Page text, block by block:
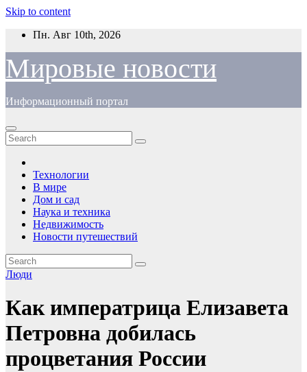
Skip to content
Пн. Авг 10th, 2026
Мировые новости
Информационный портал
Технологии
В мире
Дом и сад
Наука и техника
Недвижимость
Новости путешествий
Люди
Как императрица Елизавета
Петровна добилась
процветания России